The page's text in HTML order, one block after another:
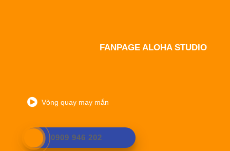
FANPAGE ALOHA STUDIO
Vòng quay may mắn
0909 946 202